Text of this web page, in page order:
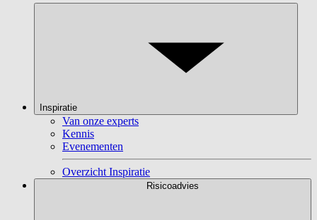
Inspiratie
Van onze experts
Kennis
Evenementen
Overzicht Inspiratie
Risicoadvies